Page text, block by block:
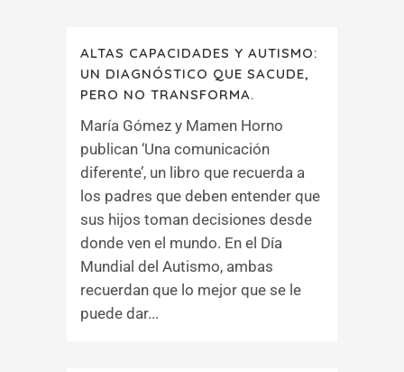
ALTAS CAPACIDADES Y AUTISMO:
UN DIAGNÓSTICO QUE SACUDE,
PERO NO TRANSFORMA.
María Gómez y Mamen Horno
publican ‘Una comunicación
diferente’, un libro que recuerda a
los padres que deben entender que
sus hijos toman decisiones desde
donde ven el mundo. En el Día
Mundial del Autismo, ambas
recuerdan que lo mejor que se le
puede dar...